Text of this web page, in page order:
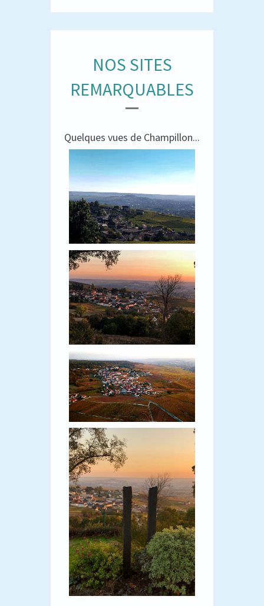
NOS SITES
REMARQUABLES
Quelques vues de Champillon...